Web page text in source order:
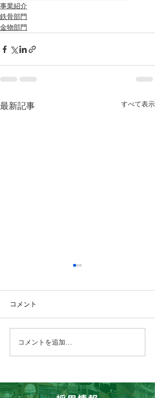
事業紹介
鉄骨部門
金物部門
最新記事 すべて表示
こんにちは、工務課のTで
コメント
コメントを追加…